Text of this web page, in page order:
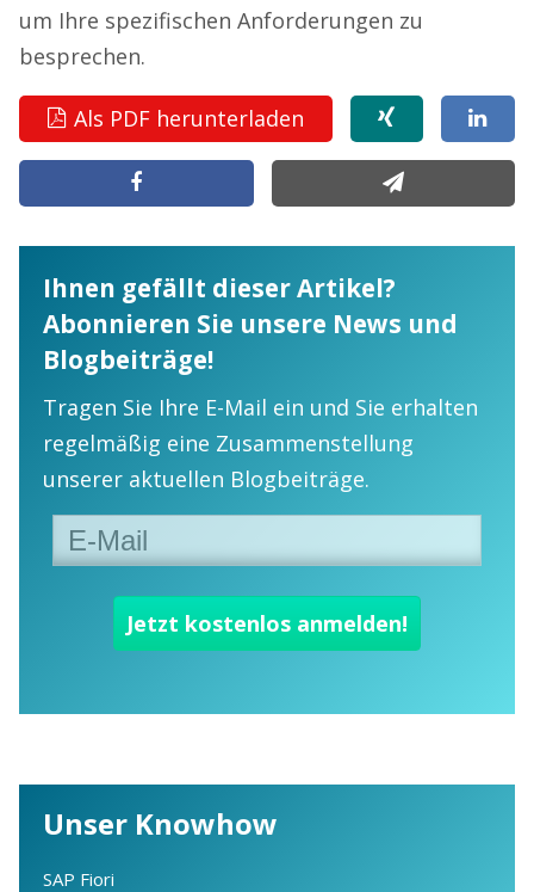
um Ihre spezifischen Anforderungen zu
besprechen.
Als PDF herunterladen
Ihnen gefällt dieser Artikel?
Abonnieren Sie unsere News und
Blogbeiträge!
Tragen Sie Ihre E-Mail ein und Sie erhalten
regelmäßig eine Zusammenstellung
unserer aktuellen Blogbeiträge.
Unser Knowhow
SAP Fiori